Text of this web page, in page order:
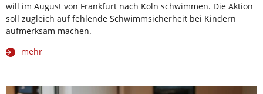
will im August von Frankfurt nach Köln schwimmen. Die Aktion
soll zugleich auf fehlende Schwimmsicherheit bei Kindern
aufmerksam machen.
mehr